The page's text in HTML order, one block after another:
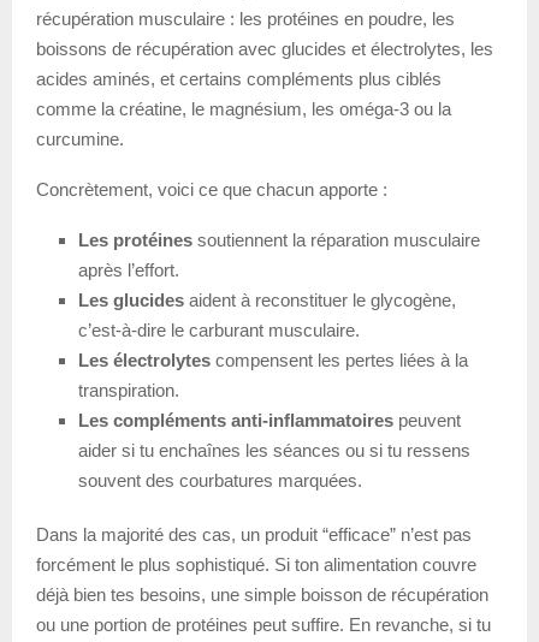
récupération musculaire : les protéines en poudre, les
boissons de récupération avec glucides et électrolytes, les
acides aminés, et certains compléments plus ciblés
comme la créatine, le magnésium, les oméga-3 ou la
curcumine.
Concrètement, voici ce que chacun apporte :
Les protéines soutiennent la réparation musculaire
après l’effort.
Les glucides aident à reconstituer le glycogène,
c’est-à-dire le carburant musculaire.
Les électrolytes compensent les pertes liées à la
transpiration.
Les compléments anti-inflammatoires peuvent
aider si tu enchaînes les séances ou si tu ressens
souvent des courbatures marquées.
Dans la majorité des cas, un produit “efficace” n’est pas
forcément le plus sophistiqué. Si ton alimentation couvre
déjà bien tes besoins, une simple boisson de récupération
ou une portion de protéines peut suffire. En revanche, si tu